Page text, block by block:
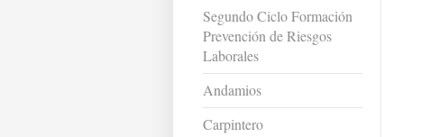
Segundo Ciclo Formación
Prevención de Riesgos
Laborales
Andamios
Carpintero